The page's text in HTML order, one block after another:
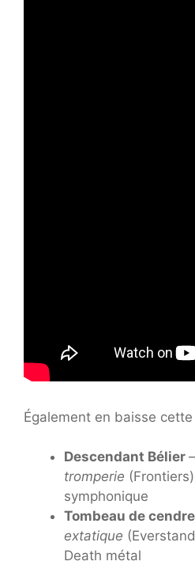
Également en baisse
Descendant Bélier –
tromperie
symphonique
Tombeau de
extatique
Death métal